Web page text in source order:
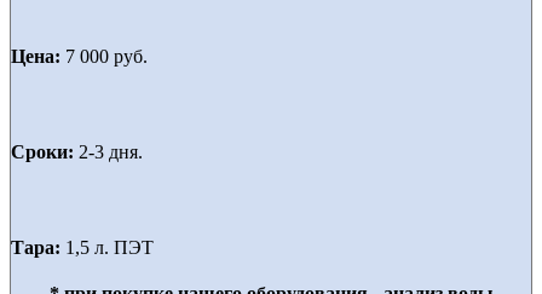
Цена: 7 000 руб.
Сроки: 2-3 дня.
Тара: 1,5 л. ПЭТ